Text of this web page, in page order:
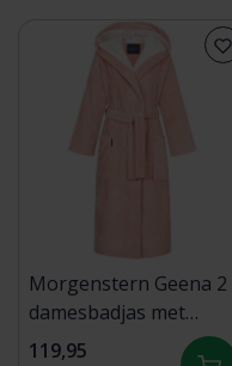
Morgenstern Geena 2
damesbadjas met
capuchon Puderrosa S
119,95